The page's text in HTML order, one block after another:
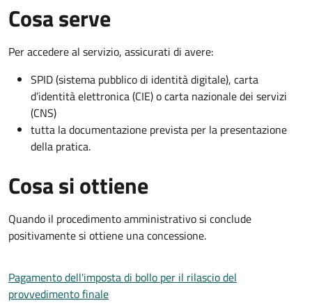
Cosa serve
Per accedere al servizio, assicurati di avere:
SPID (sistema pubblico di identità digitale), carta
d’identità elettronica (CIE) o carta nazionale dei servizi
(CNS)
tutta la documentazione prevista per la presentazione
della pratica.
Cosa si ottiene
Quando il procedimento amministrativo si conclude
positivamente si ottiene una concessione.
Pagamento dell'imposta di bollo per il rilascio del
provvedimento finale